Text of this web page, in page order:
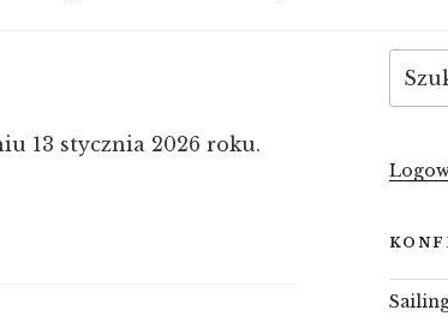
13 stycznia 2026 roku.